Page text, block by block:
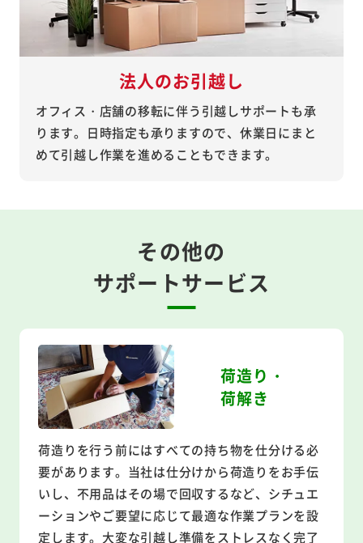
法人のお引越し
オフィス・店舗の移転に伴う引越しサポートも承
ります。日時指定も承りますので、休業日にまと
めて引越し作業を進めることもできます。
その他の
サポートサービス
荷造り・
荷解き
荷造りを行う前にはすべての持ち物を仕分ける必
要があります。当社は仕分けから荷造りをお手伝
いし、不用品はその場で回収するなど、シチュエ
ーションやご要望に応じて最適な作業プランを設
定します。大変な引越し準備をストレスなく完了